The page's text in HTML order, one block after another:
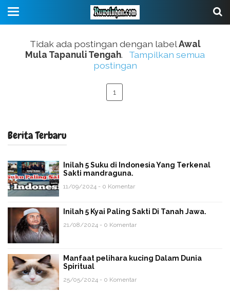
Tidak ada postingan dengan labelAwal
Mula Tapanuli Tengah.
Tampilkan semua
postingan
1
Berita Terbaru
Inilah 5 Suku di Indonesia Yang Terkenal
Sakti mandraguna.
11/09/2024 - 0 Komentar
Inilah 5 Kyai Paling Sakti Di Tanah Jawa.
21/08/2024 - 0 Komentar
Manfaat pelihara kucing Dalam Dunia
Spiritual
25/05/2024 - 0 Komentar